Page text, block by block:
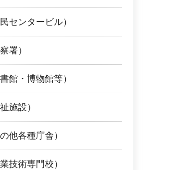
センタービル）
署）
館・博物館等）
施設）
他各種庁舎）
技術専門校）